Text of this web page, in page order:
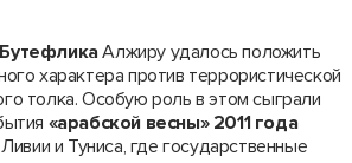
Алжиру удалось положить
характера против террористической
толка. Особую роль в этом сыграли
«арабской весны» 2011 года
и Туниса, где государственные